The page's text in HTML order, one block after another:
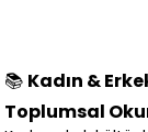
📚 Kadın &
Toplumsal